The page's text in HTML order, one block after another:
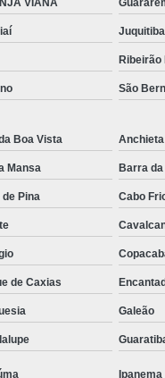
Juquitiba
Ribeirão
São
Boa Vista Anchieta
Mansa Barra da
Pina Cabo
de Caxias
Galeão
Ipanema